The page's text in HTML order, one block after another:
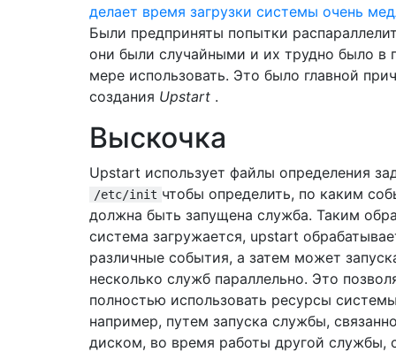
делает время загрузки системы очень
Были предприняты попытки
они были случайными и их трудно было в
мере использовать. Это было главной
создания Upstart .
Выскочка
Upstart использует файлы определения
/etc/init чтобы определить, по каким
должна быть запущена служба. Таким
система загружается, upstart
различные события, а затем может
несколько служб параллельно. Это
полностью использовать ресурсы
например, путем запуска службы,
диском, во время работы другой службы,